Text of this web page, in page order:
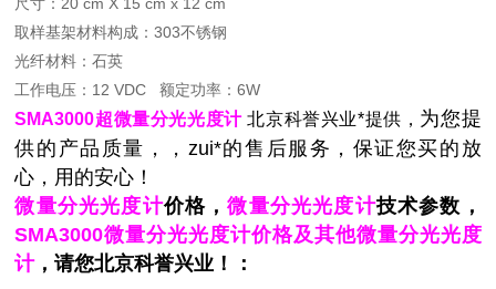
取样基架材料构成：303不锈钢
光纤材料：石英
工作电压：12 VDC
额定功率：6W
SMA3000超微量分光光度计北京科誉兴业*提供， 为您提
供的产品质量，，zui*的售后服务，保证您买的放
心，用的安心！
微量分光光度计价格，微量分光光度计技术参数，
SMA3000微量分光光度计价格及其他微量分光光度
计，请您北京科誉兴业！：